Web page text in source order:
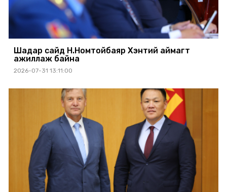
Шадар сайд Н.Номтойбаяр Хэнтий аймагт
ажиллаж байна
2026-07-31 13:11:00